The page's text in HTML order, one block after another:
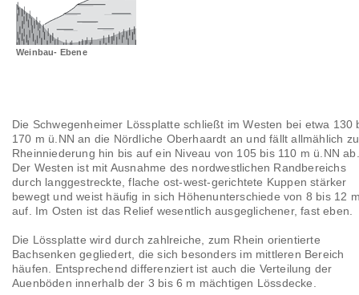
Glossar
Weinbau- Ebene
Die Schwegenheimer Lössplatte schließt im Westen bei etwa 130
170 m ü.NN an die Nördliche Oberhaardt an und fällt allmählich
Rheinniederung hin bis auf ein Niveau von 105 bis 110 m ü.NN ab.
Der Westen ist mit Ausnahme des nordwestlichen Randbereichs
durch langgestreckte, flache ost-west-gerichtete Kuppen stärker
bewegt und weist häufig in sich Höhenunterschiede von 8 bis 12
auf. Im Osten ist das Relief wesentlich ausgeglichener, fast eben.
Die Lössplatte wird durch zahlreiche, zum Rhein orientierte
Bachsenken gegliedert, die sich besonders im mittleren Bereich
häufen. Entsprechend differenziert ist auch die Verteilung der
Auenböden innerhalb der 3 bis 6 m mächtigen Lössdecke.